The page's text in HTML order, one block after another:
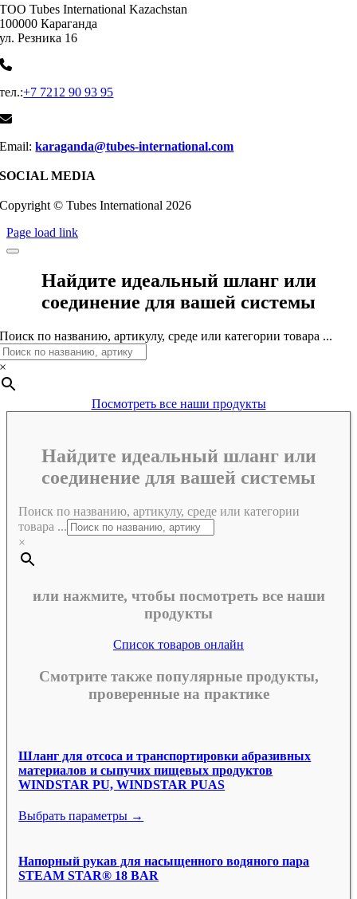
ТОО Tubes International Kazachstan
100000 Караганда
ул. Резника 16
тел.:+7 7212 90 93 95
Email:karaganda@tubes-international.com
SOCIAL MEDIA
Copyright © Tubes International2026
Page load link
Найдите идеальный шланг или
соединение для вашей системы
Поиск по названию, артикулу, среде или категории товара ...
×
Посмотреть все наши продукты
Найдите идеальный шланг или
соединение для вашей системы
Поиск по названию, артикулу, среде или категории
товара ...
×
или нажмите, чтобы посмотреть все наши
продукты
Список товаров онлайн
Смотрите также популярные продукты,
проверенные на практике
Шланг для отсоса и транспортировки абразивных
материалов и сыпучих пищевых продуктов
WINDSTAR PU, WINDSTAR PUAS
Выбрать параметры →
Напорный рукав для насыщенного водяного пара
STEAM STAR® 18 BAR